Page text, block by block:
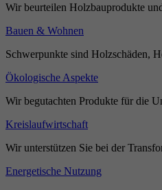
Wir beurteilen Holzbauprodukte
Bauen & Wohnen
Schwerpunkte sind Holzschäden,
Ökologische Aspekte
Wir begutachten Produkte für die
Kreislaufwirtschaft
Wir unterstützen Sie bei der
Energetische Nutzung